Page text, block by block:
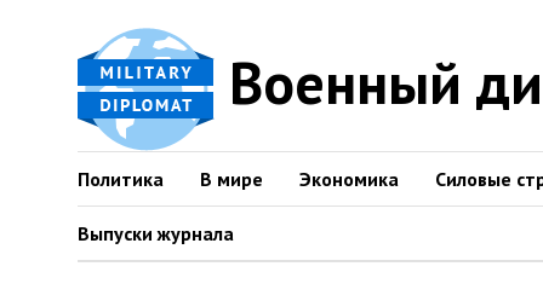
Военный
Политика В мире Экономика Силовые
Выпуски журнала